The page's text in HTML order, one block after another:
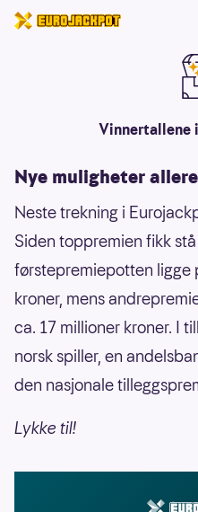
Vinnertallene
Nye muligheter
Neste trekning i
Siden toppremien fikk
førstepremiepotten ligge
kroner, mens
ca. 17 millioner kroner. I
norsk spiller, en
den nasjonale
Lykke til!